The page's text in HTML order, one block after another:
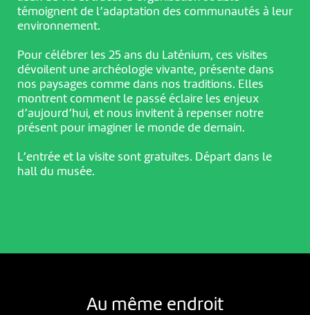
témoignent de l’adaptation des communautés à leur
environnement.
Pour célébrer les 25 ans du Laténium, ces visites
dévoilent une archéologie vivante, présente dans
nos paysages comme dans nos traditions. Elles
montrent comment le passé éclaire les enjeux
d’aujourd’hui, et nous invitent à repenser notre
présent pour imaginer le monde de demain.
L’entrée et la visite sont gratuites. Départ dans le
hall du musée.
Au même endroit